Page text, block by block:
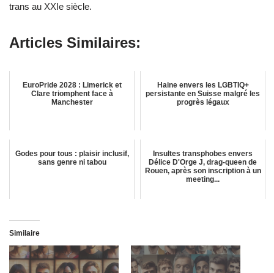
trans au XXIe siècle.
Articles Similaires:
EuroPride 2028 : Limerick et
Clare triomphent face à
Manchester
Haine envers les LGBTIQ+
persistante en Suisse malgré les
progrès légaux
Godes pour tous : plaisir inclusif,
sans genre ni tabou
Insultes transphobes envers
Délice D'Orge J, drag-queen de
Rouen, après son inscription à un
meeting...
Similaire